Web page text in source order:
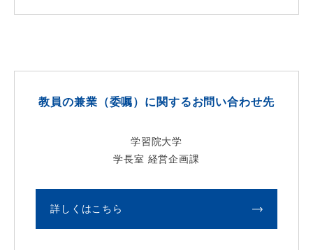
教員の兼業（委嘱）に関するお問い合わせ先
学習院大学
学長室 経営企画課
詳しくはこちら